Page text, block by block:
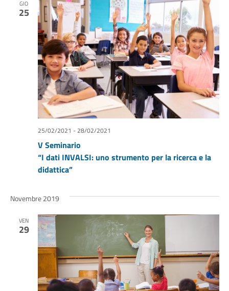
GIO
25
V Seminario
“I dati INVALSI: uno strumento per la ricerca e la
didattica”
25/02/2021 -28/02/2021
Novembre 2019
VEN
29